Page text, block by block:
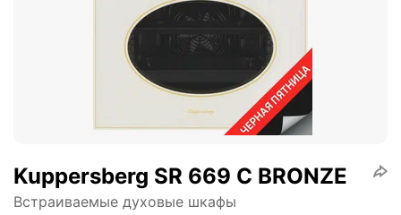
Kuppersberg SR 669 C BRONZE
Встраиваемые духовые шкафы